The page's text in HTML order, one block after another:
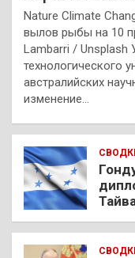
Nature Climate
вылов рыбы на 10
Lambarri / Unsplash
технологического
австралийских
изменение…